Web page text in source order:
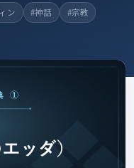
ン #神話
#宗教